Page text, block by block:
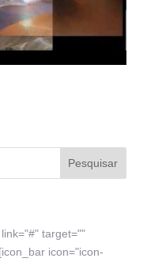
target=""
icon="icon-